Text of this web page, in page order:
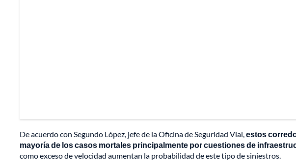
De acuerdo con Segundo López, jefe de la Oficina de Seguridad Vial,estos
mayoría de los casos mortales principalmente por cuestiones de
como exceso de velocidad aumentan la probabilidad de este tipo de siniestros.